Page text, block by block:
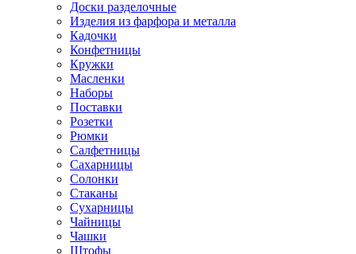
Доски разделочные
Изделия из фарфора и металла
Кадочки
Конфетницы
Кружки
Масленки
Наборы
Поставки
Розетки
Рюмки
Салфетницы
Сахарницы
Солонки
Стаканы
Сухарницы
Чайницы
Чашки
Штофы